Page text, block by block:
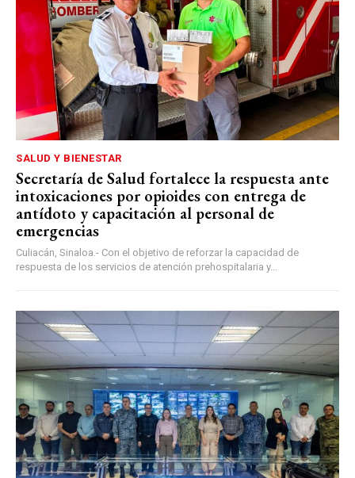
SALUD Y BIENESTAR
Secretaría de Salud fortalece la respuesta ante
intoxicaciones por opioides con entrega de
antídoto y capacitación al personal de
emergencias
Culiacán, Sinaloa.- Con el objetivo de reforzar la capacidad de
respuesta de los servicios de atención prehospitalaria y...